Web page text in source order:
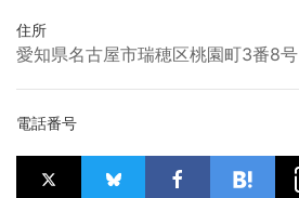
住所
愛知県名古屋市瑞穂区桃園町3番8号
電話番号